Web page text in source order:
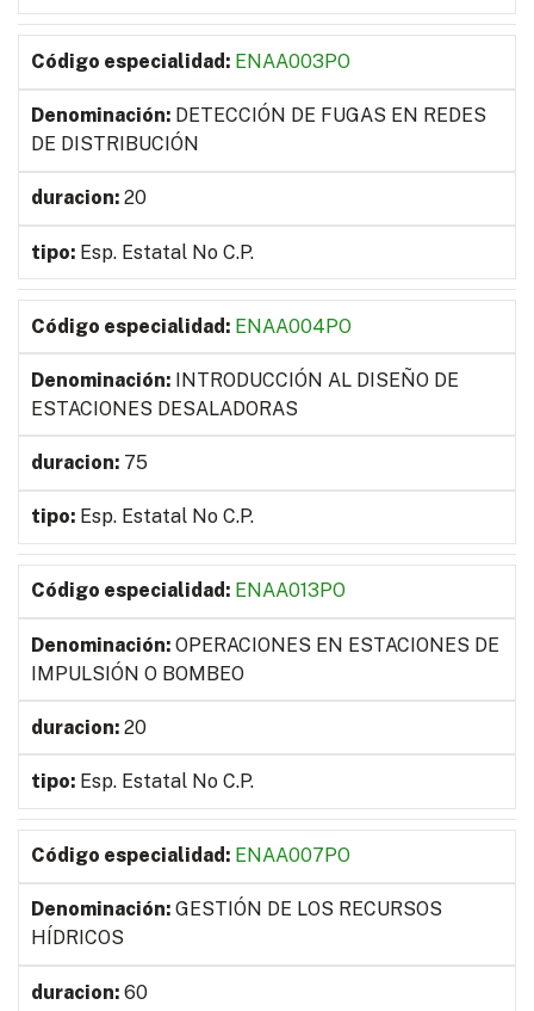
ENAA003PO
DETECCIÓN DE FUGAS EN REDES
DE DISTRIBUCIÓN
20
Esp. Estatal No C.P.
ENAA004PO
INTRODUCCIÓN AL DISEÑO DE
ESTACIONES DESALADORAS
75
Esp. Estatal No C.P.
ENAA013PO
OPERACIONES EN ESTACIONES DE
IMPULSIÓN O BOMBEO
20
Esp. Estatal No C.P.
ENAA007PO
GESTIÓN DE LOS RECURSOS
HÍDRICOS
60